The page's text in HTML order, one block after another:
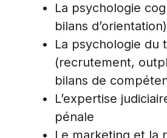
La psychologie
bilans d’orientation)
La psychologie du
(recrutement,
bilans de
L’expertise
pénale
Le marketing et la